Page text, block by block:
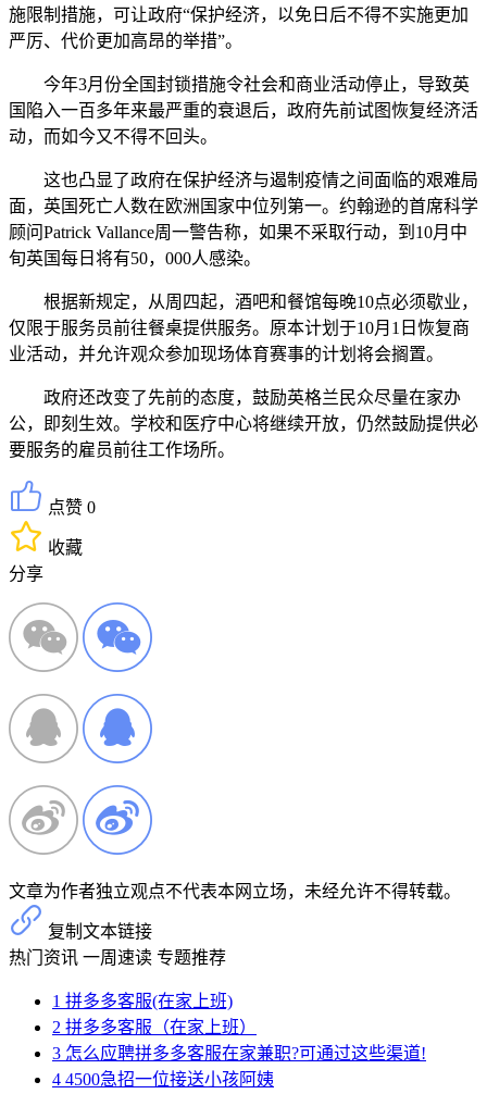
施限制措施，可让政府“保护经济，以免日后不得不实施更加
严厉、代价更加高昂的举措”。
今年3月份全国封锁措施令社会和商业活动停止，导致英
国陷入一百多年来最严重的衰退后，政府先前试图恢复经济活
动，而如今又不得不回头。
这也凸显了政府在保护经济与遏制疫情之间面临的艰难局
面，英国死亡人数在欧洲国家中位列第一。约翰逊的首席科学
顾问Patrick Vallance周一警告称，如果不采取行动，到10月中
旬英国每日将有50，000人感染。
根据新规定，从周四起，酒吧和餐馆每晚10点必须歇业，
仅限于服务员前往餐桌提供服务。原本计划于10月1日恢复商
业活动，并允许观众参加现场体育赛事的计划将会搁置。
政府还改变了先前的态度，鼓励英格兰民众尽量在家办
公，即刻生效。学校和医疗中心将继续开放，仍然鼓励提供必
要服务的雇员前往工作场所。
点赞 0
收藏
分享
文章为作者独立观点不代表本网立场，未经允许不得转载。
复制文本链接
热门资讯 一周速读 专题推荐
1 拼多多客服(在家上班)
2 拼多多客服（在家上班）
3 怎么应聘拼多多客服在家兼职?可通过这些渠道!
4 4500急招一位接送小孩阿姨